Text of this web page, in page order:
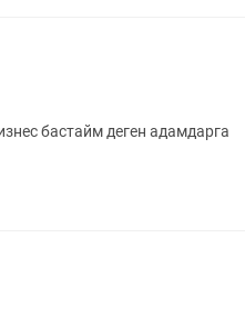
бастайм деген адамдарга